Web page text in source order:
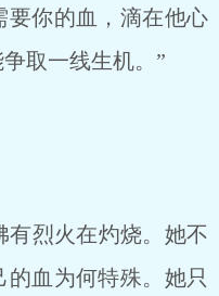
要你的血，滴在他心
取一线生机。”
烈火在灼烧。她不
血为何特殊。她只